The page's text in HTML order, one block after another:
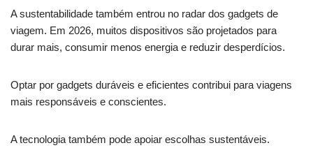
A sustentabilidade também entrou no radar dos gadgets de
viagem. Em 2026, muitos dispositivos são projetados para
durar mais, consumir menos energia e reduzir desperdícios.
Optar por gadgets duráveis e eficientes contribui para viagens
mais responsáveis e conscientes.
A tecnologia também pode apoiar escolhas sustentáveis.